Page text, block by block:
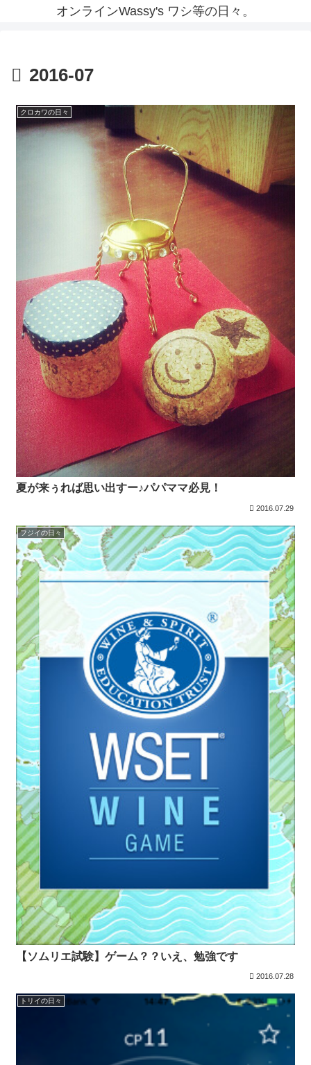
オンラインWassy's ワシ等の日々。
2016-07
クロカワの日々
夏が来ぅれば思い出すー♪パパママ必見！
2016.07.29
フジイの日々
【ソムリエ試験】ゲーム？？いえ、勉強です
2016.07.28
トリイの日々